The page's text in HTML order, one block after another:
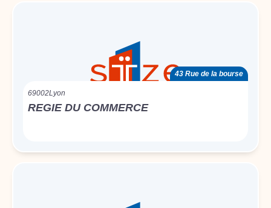
43 Rue de la bourse
69002Lyon
REGIE DU COMMERCE